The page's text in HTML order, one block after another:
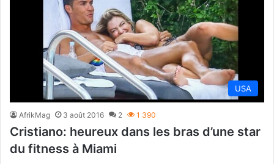
USA
AfrikMag 3 août 2016 2 1 390
Cristiano: heureux dans les bras d’une star
du fitness à Miami